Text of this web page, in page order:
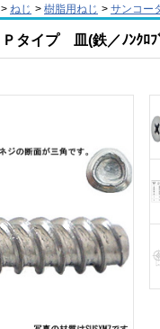
> ねじ > 樹脂用ねじ > サンコー
タイプ 皿(鉄／ﾉﾝｸﾛﾌ